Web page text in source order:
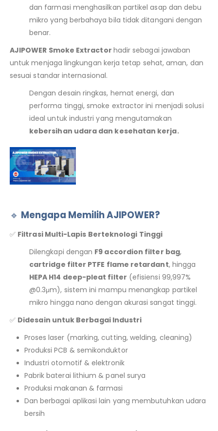
dan farmasi menghasilkan partikel asap dan debu
mikro yang berbahaya bila tidak ditangani dengan
benar.
AJIPOWER Smoke Extractor hadir sebagai jawaban
untuk menjaga lingkungan kerja tetap sehat, aman, dan
sesuai standar internasional.
Dengan desain ringkas, hemat energi, dan
performa tinggi, smoke extractor ini menjadi solusi
ideal untuk industri yang mengutamakan
kebersihan udara dan kesehatan kerja.
🔹 Mengapa Memilih AJIPOWER?
✅ Filtrasi Multi-Lapis Berteknologi Tinggi
Dilengkapi dengan F9 accordion filter bag,
cartridge filter PTFE flame retardant, hingga
HEPA H14 deep-pleat filter (efisiensi 99,997%
@0.3μm), sistem ini mampu menangkap partikel
mikro hingga nano dengan akurasi sangat tinggi.
✅ Didesain untuk Berbagai Industri
Proses laser (marking, cutting, welding, cleaning)
Produksi PCB & semikonduktor
Industri otomotif & elektronik
Pabrik baterai lithium & panel surya
Produksi makanan & farmasi
Dan berbagai aplikasi lain yang membutuhkan udara
bersih